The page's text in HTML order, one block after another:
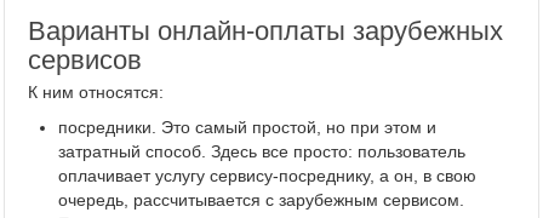
Варианты онлайн-оплаты зарубежных
сервисов
К ним относятся:
посредники. Это самый простой, но при этом и
затратный способ. Здесь все просто: пользователь
оплачивает услугу сервису-посреднику, а он, в свою
очередь, рассчитывается с зарубежным сервисом.